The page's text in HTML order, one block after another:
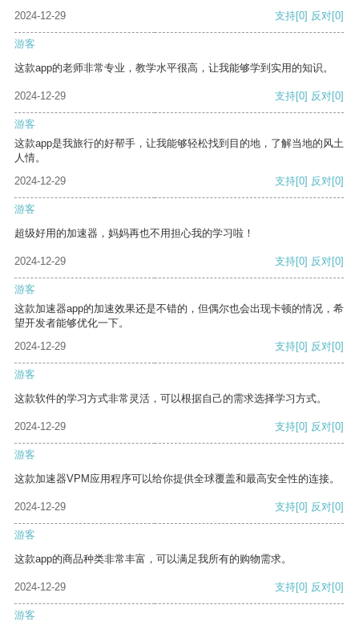
2024-12-29
支持[0] 反对[0]
游客
这款app的老师非常专业，教学水平很高，让我能够学到实用的知识。
2024-12-29 支持[0] 反对[0]
游客
这款app是我旅行的好帮手，让我能够轻松找到目的地，了解当地的风土
人情。
2024-12-29
支持[0] 反对[0]
游客
超级好用的加速器，妈妈再也不用担心我的学习啦！
2024-12-29 支持[0] 反对[0]
游客
这款加速器app的加速效果还是不错的，但偶尔也会出现卡顿的情况，希
望开发者能够优化一下。
2024-12-29
支持[0] 反对[0]
游客
这款软件的学习方式非常灵活，可以根据自己的需求选择学习方式。
2024-12-29 支持[0] 反对[0]
游客
这款加速器VPM应用程序可以给你提供全球覆盖和最高安全性的连接。
2024-12-29 支持[0] 反对[0]
游客
这款app的商品种类非常丰富，可以满足我所有的购物需求。
2024-12-29 支持[0] 反对[0]
游客